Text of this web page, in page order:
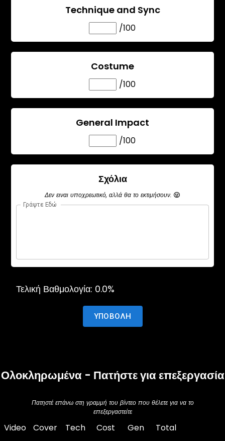
Technique and Sync
/100
Costume
/100
General Impact
/100
Σχόλια
Δεν ειναι υποχρεωτικό, αλλά θα το εκτιμήσουν.
Γράψτε Εδώ
Τελική Βαθμολογία: 0.0%
ΥΠΟΒΟΛΉ
Ολοκληρωμένα - Πατήστε για επεξεργασία
Πατηστέ επάνω στη γραμμή του βίντεο που θέλετε για να το
επεξεργαστείτε
Video Cover Tech Cost Gen Total